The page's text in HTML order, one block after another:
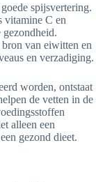
spijsvertering.
vitamine C en
gezondheid.
bron van eiwitten en
en verzadiging.
worden, ontstaat
de vetten in de
alleen een
gezond dieet.